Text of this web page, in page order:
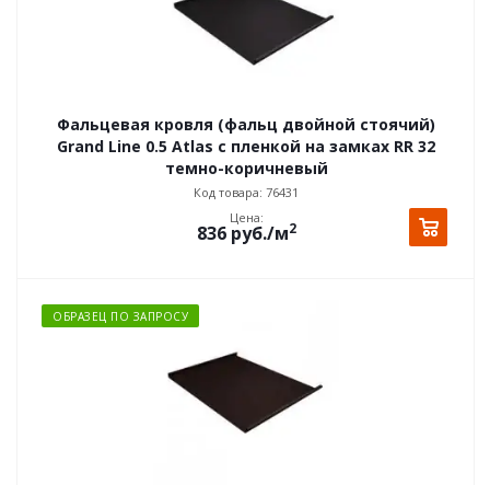
Фальцевая кровля (фальц двойной стоячий)
Grand Line 0.5 Atlas с пленкой на замках RR 32
темно-коричневый
Код товара: 76431
Цена:
836руб./м2
ОБРАЗЕЦ ПО ЗАПРОСУ